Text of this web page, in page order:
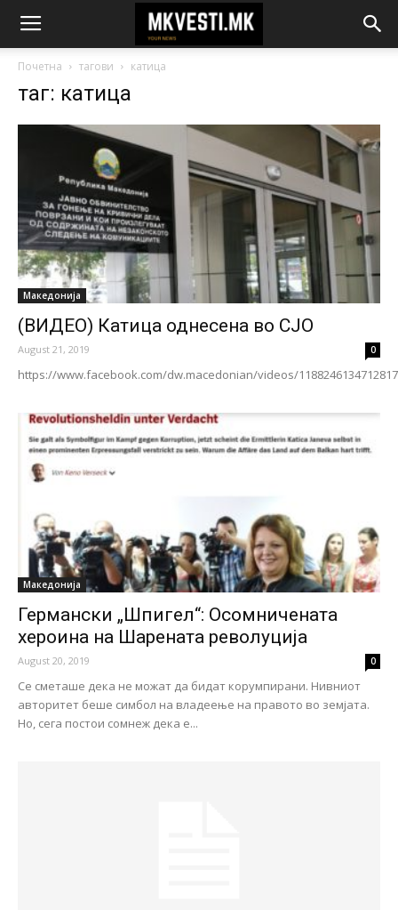
Почетна тагови катица
таг: катица
Македонија
(ВИДЕО) Катица однесена во СЈО
August 21, 2019 0
https://www.facebook.com/dw.macedonian/videos/
Македонија
Германски „Шпигел“: Осомничената
хеpоина на Шарената револуција
August 20, 2019 0
Се сметаше дека не можат да бидат корумпирани. Нивниот
авторитет беше симбол на владеење на правото во земјата.
Но, сега постои coмнеж дека е...